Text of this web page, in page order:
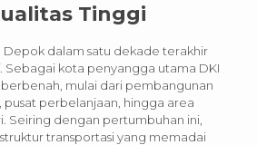
Tinggi
dalam satu dekade terakhir
Sebagai kota penyangga utama DKI
berbenah, mulai dari pembangunan
pusat perbelanjaan, hingga area
Seiring dengan pertumbuhan ini,
transportasi yang memadai